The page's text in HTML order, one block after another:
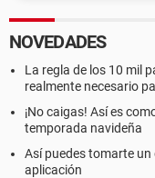
NOVEDADES
La regla de los 10 mil
realmente necesario
¡No caigas! Así es
temporada navideña
Así puedes tomarte
aplicación